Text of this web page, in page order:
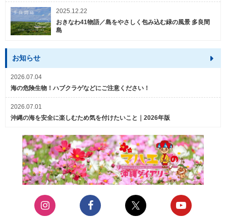
2025.12.22
おきなわ41物語／島をやさしく包み込む緑の風景 多良間
島
お知らせ
2026.07.04
海の危険生物！ハブクラゲなどにご注意ください！
2026.07.01
沖縄の海を安全に楽しむため気を付けたいこと｜2026年版